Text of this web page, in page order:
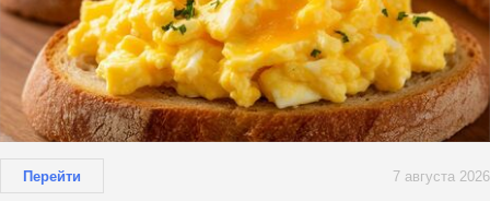
Перейти 7 августа 2026